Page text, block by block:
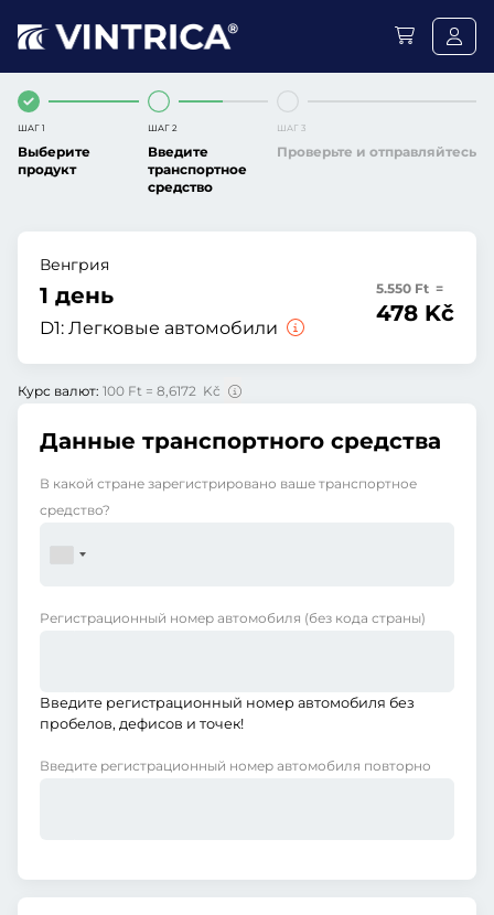
ШАГ 1
Выберите
продукт
ШАГ 2
Введите
транспортное
средство
ШАГ 3
Проверьте и отправляйтесь
Венгрия
1 день
D1: Легковые автомобили
5.550 Ft =
478 Kč
Курс валют: 100 Ft = 8,6172 Kč
Данные транспортного средства
В какой стране зарегистрировано ваше транспортное
средство?
Регистрационный номер автомобиля (без кода страны)
Введите регистрационный номер автомобиля без
пробелов, дефисов и точек!
Введите регистрационный номер автомобиля повторно